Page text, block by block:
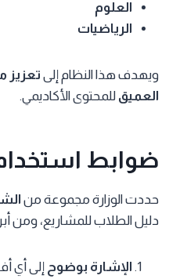
العلوم
الرياضيات
ويهدف هذا النظام إلى تعزيز
العميق للمحتوى الأكاديمي.
ضوابط استخدام
حددت الوزارة مجموعة من
دليل الطلاب للمشاريع، ومن
الإشارة بوضوح إلى أي